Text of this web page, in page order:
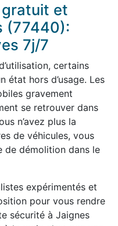
et
(77440):
7j/7
certains
état hors d’usage. Les
gravement
se retrouver dans
n’avez plus la
de véhicules, vous
de démolition dans le
expérimentés et
pour vous rendre
sécurité à Jaignes